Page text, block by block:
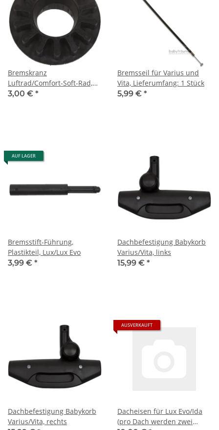
Bremskranz
Luftrad/Comfort-Soft-Rad,
Vita (Version 1)
3,00 € *
Bremsseil für Varius und
Vita, Lieferumfang: 1 Stück
5,99 € *
AUF LAGER
Bremsstift-Führung,
Plastikteil, Lux/Lux Evo
3,99 € *
Dachbefestigung Babykorb
Varius/Vita, links
15,99 € *
Dachbefestigung Babykorb
Varius/Vita, rechts
AUSVERKAUFT
Dacheisen für Lux Evo/Ida
(pro Dach werden zwei